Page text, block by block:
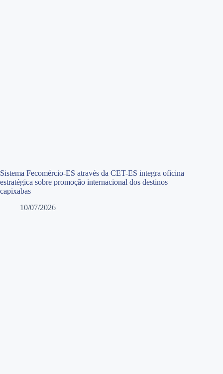
Sistema Fecomércio-ES através da CET-ES integra oficina
estratégica sobre promoção internacional dos destinos
capixabas
10/07/2026